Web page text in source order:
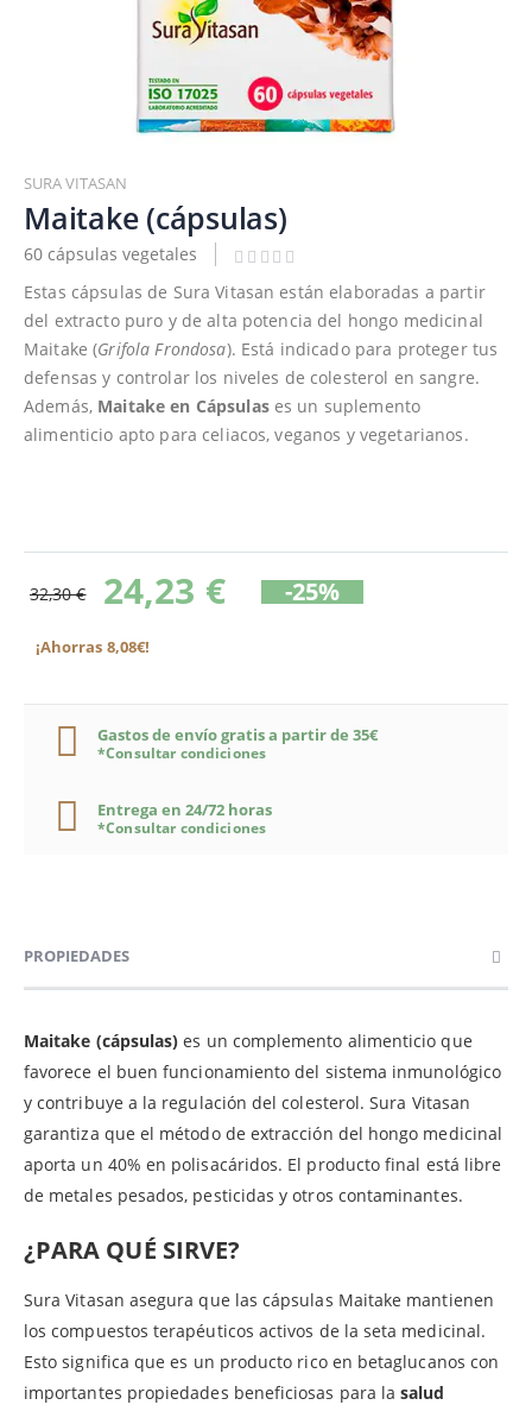
al
comienzo
de
la
galería
imágenes
SURA VITASAN
Maitake (cápsulas)
60 cápsulas vegetales
Estas cápsulas de Sura Vitasan están elaboradas a partir
del extracto puro y de alta potencia del hongo medicinal
Maitake (Grifola Frondosa). Está indicado para proteger tus
defensas y controlar los niveles de colesterol en sangre.
Además, Maitake en Cápsulases un suplemento
alimenticio apto para celiacos, veganos y vegetarianos.
32,30 € 24,23 € -25%
¡Ahorras 8,08€!
Gastos de envío gratis a partir de 35€
*Consultar condiciones
Entrega en 24/72 horas
*Consultar condiciones
PROPIEDADES
Maitake (cápsulas)es un complemento alimenticio que
favorece el buen funcionamiento del sistema inmunológico
y contribuye a la regulación del colesterol. Sura Vitasan
garantiza que el método de extracción del hongo medicinal
aporta un 40% en polisacáridos. El producto final está libre
de metales pesados, pesticidas y otros contaminantes.
¿PARA QUÉ SIRVE?
Sura Vitasan asegura que las cápsulas Maitake mantienen
los compuestos terapéuticos activos de la seta medicinal.
Esto significa que es un producto rico en betaglucanos con
importantes propiedades beneficiosas para lasalud